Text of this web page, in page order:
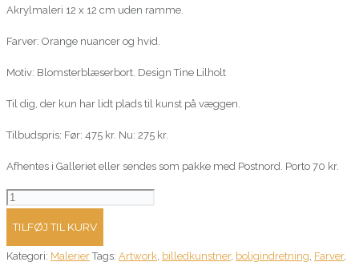
kr. 475,00.kr. 200,00.
Akrylmaleri 12 x 12 cm uden ramme.
Farver: Orange nuancer og hvid.
Motiv: Blomsterblæserbort. Design Tine Lilholt
Til dig, der kun har lidt plads til kunst på væggen.
Tilbudspris: Før: 475 kr. Nu: 275 kr.
Afhentes i Galleriet eller sendes som pakke med Postnord. Porto 70 kr.
Akrylmaleri
12
TILFØJ TIL KURV
Kategori: Malerier Tags: Artwork, billedkunstner, boligindretning, Farver,